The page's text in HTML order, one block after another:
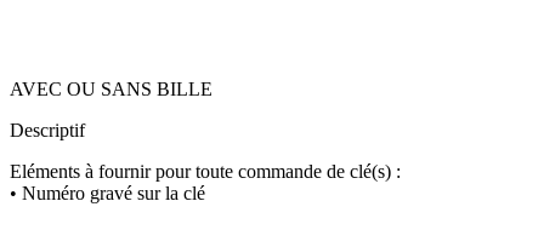
AVEC OU SANS BILLE
Descriptif
Eléments à fournir pour toute commande de clé(s) :
• Numéro gravé sur la clé